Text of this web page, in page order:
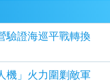
驗證海巡平戰轉換
機」火力圍剿敵軍